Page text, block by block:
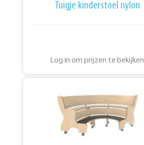
Tuigje kinderstoel nylon
Log in om prijzen te bekijken